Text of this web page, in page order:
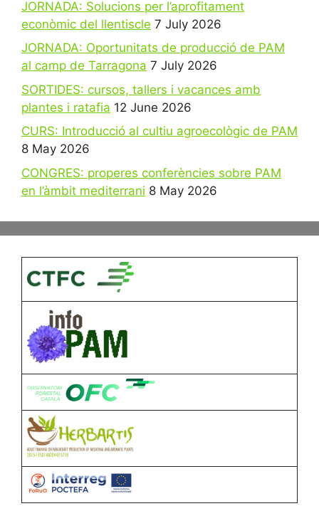
JORNADA: Solucions per l’aprofitament
econòmic del llentiscle 7 July 2026
JORNADA: Oportunitats de producció de PAM
al camp de Tarragona 7 July 2026
SORTIDES: cursos, tallers i vacances amb
plantes i ratafia 12 June 2026
CURS: Introducció al cultiu agroecològic de PAM
8 May 2026
CONGRES: properes conferències sobre PAM
en l’àmbit mediterrani 8 May 2026